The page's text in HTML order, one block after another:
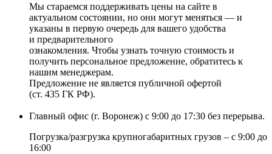
Мы стараемся поддерживать цены на сайте в
актуальном состоянии, но они могут меняться — и
указаны в первую очередь для вашего удобства
и предварительного
ознакомления. Чтобы узнать точную стоимость и
получить персональное предложение, обратитесь к
нашим менеджерам.
Предложение не является публичной офертой
(ст. 435 ГК РФ).
Главный офис (г. Воронеж) с 9:00 до 17:30 без перерыва.
Погрузка/разгрузка крупногабаритных грузов – с 9:00 до
16:00